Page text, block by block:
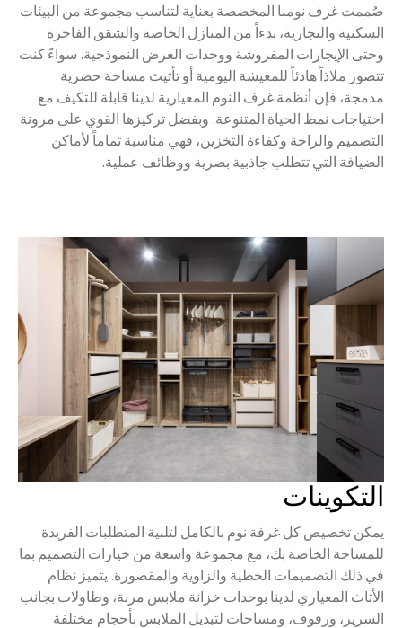
صُممت غرف نومنا المخصصة بعناية لتناسب مجموعة من البيئات
السكنية والتجارية، بدءاً من المنازل الخاصة والشقق الفاخرة
وحتى الإيجارات المفروشة ووحدات العرض النموذجية. سواءً كنت
تتصور ملاذاً هادئاً للمعيشة اليومية أو تأثيث مساحة حضرية
مدمجة، فإن أنظمة غرف النوم المعيارية لدينا قابلة للتكيف مع
احتياجات نمط الحياة المتنوعة. وبفضل تركيزها القوي على مرونة
التصميم والراحة وكفاءة التخزين، فهي مناسبة تماماً لأماكن
الضيافة التي تتطلب جاذبية بصرية ووظائف عملية.
التكوينات
يمكن تخصيص كل غرفة نوم بالكامل لتلبية المتطلبات الفريدة
للمساحة الخاصة بك، مع مجموعة واسعة من خيارات التصميم بما
في ذلك التصميمات الخطية والزاوية والمقصورة. يتميز نظام
الأثاث المعياري لدينا بوحدات خزانة ملابس مرنة، وطاولات بجانب
السرير، ورفوف، ومساحات لتبديل الملابس بأحجام مختلفة